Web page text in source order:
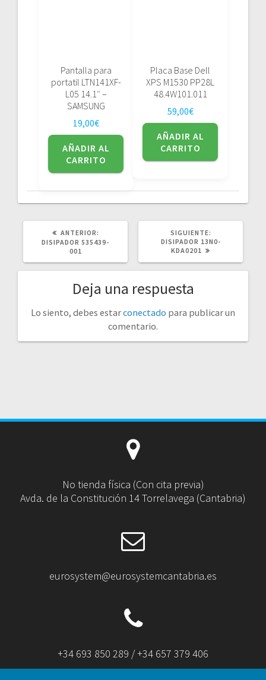
Pantalla para
portatil LTN141XF-
L05 14.1″ –
SAMSUNG
19,00€
AÑADIR AL
CARRITO
Placa Base Dell
XPS M1530 PP28L
48.4W101.011
59,00€
AÑADIR AL
CARRITO
ANTERIOR:
ANTERIOR:
DISIPADOR 535439-
001
SIGUIENTE:
POST:
DISIPADOR 13N0-
KDA0201
Deja una respuesta
Lo siento, debes estarconectado para publicar un
comentario.
No tienda física (Con cita previa)
Avda. de la Constitución 14 Torrelavega (Cantabria)
eurosystem@eurosystemcantabria.es
+34 693 850 289 / +34 657 379 406